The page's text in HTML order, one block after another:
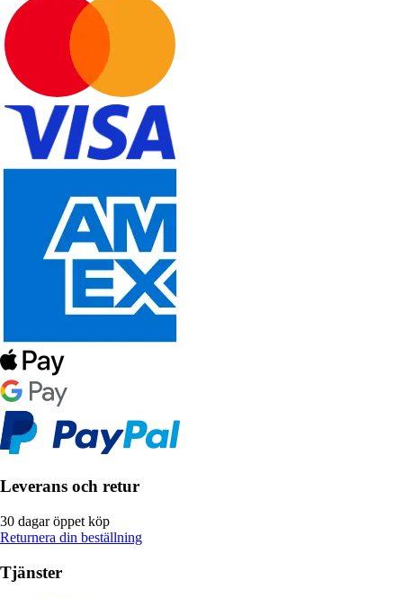
Leverans och retur
30 dagar öppet köp
Returnera din beställning
Tjänster